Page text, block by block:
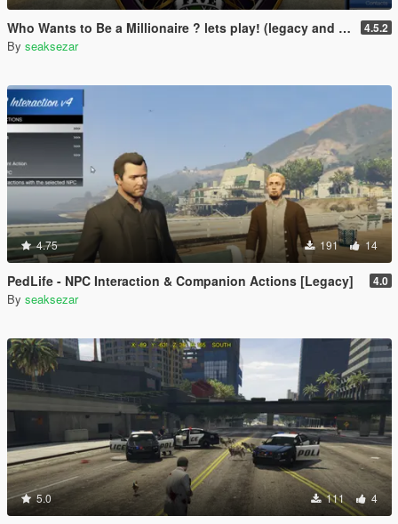
Who Wants to Be a Millionaire ? lets play! (legacy and enhanced) 4.5.2
By seaksezar
4.75 191 14
PedLife - NPC Interaction & Companion Actions [Legacy] 4.0
By seaksezar
5.0 111 4